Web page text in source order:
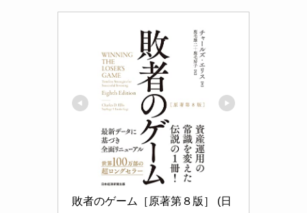
敗者のゲーム［原著第８版］ (日